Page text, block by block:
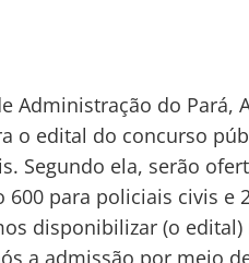
Administração do Pará,
o edital do concurso
Segundo ela, serão
600 para policiais civis e
disponibilizar (o